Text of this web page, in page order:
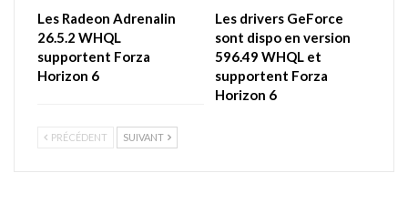
Les Radeon Adrenalin
26.5.2 WHQL
supportent Forza
Horizon 6
Les drivers GeForce
sont dispo en version
596.49 WHQL et
supportent Forza
Horizon 6
PRÉCÉDENT SUIVANT